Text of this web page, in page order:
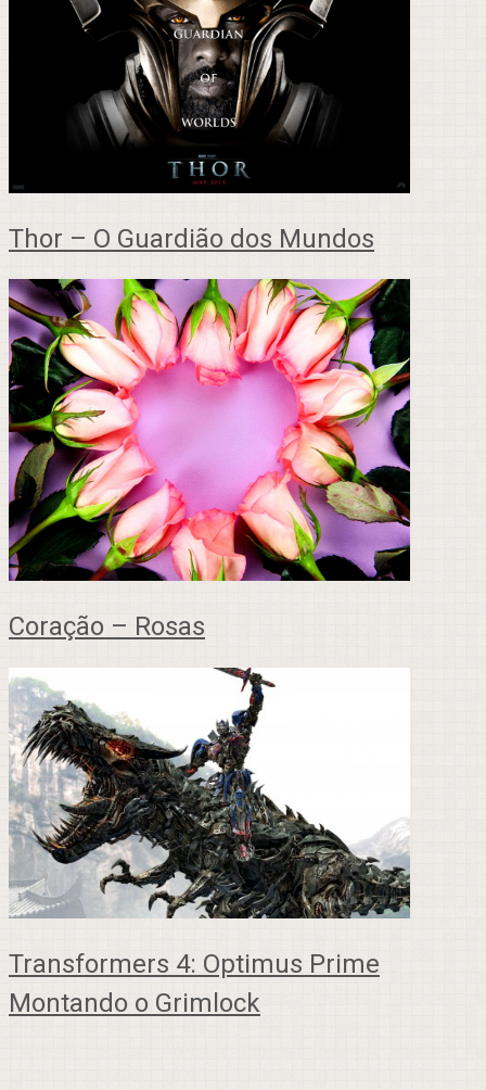
Thor – O Guardião dos Mundos
Coração – Rosas
Transformers 4: Optimus Prime
Montando o Grimlock